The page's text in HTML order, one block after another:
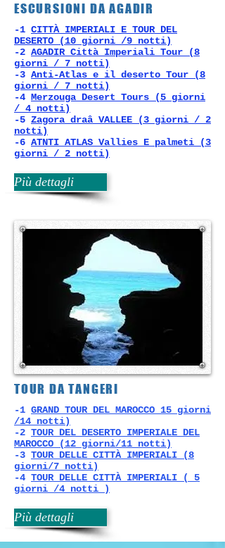
ESCURSIONI DA AGADIR
-1 CITTÀ IMPERIALI E TOUR DEL
DESERTO (10 giorni /9 notti)
-2 AGADIR Città Imperiali Tour (8
giorni / 7 notti)
-3 Anti-Atlas e il deserto Tour (8
giorni / 7 notti)
-4 Merzouga Desert Tours (5 giorni
/ 4 notti)
-5 Zagora draâ VALLEE (3 giorni / 2
notti)
-6 ATNTI ATLAS Vallies E palmeti (3
giorni / 2 notti)
Più dettagli
TOUR DA TANGERI
-1 GRAND TOUR DEL MAROCCO 15 giorni
/14 notti)
​-2 TOUR DEL DESERTO IMPERIALE DEL
MAROCCO (12 giorni/11 notti)
​-3 TOUR DELLE CITTÀ IMPERIALI (8
giorni/7 notti)
​-4 TOUR DELLE CITTÀ IMPERIALI ( 5
giorni /4 notti )
Più dettagli